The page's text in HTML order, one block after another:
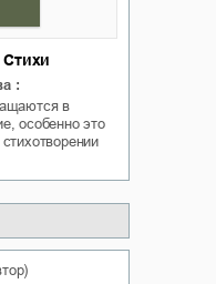
:
в
особенно это